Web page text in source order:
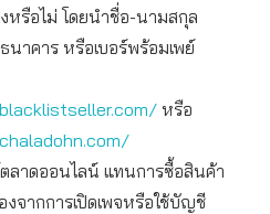
หรือไม่ โดยนำชื่อ-นามสกุล
าคาร หรือเบอร์พร้อมเพย์
หรือ
ตลาดออนไลน์ แทนการซื้อสินค้า
จากการเปิดเพจหรือใช้บัญชี